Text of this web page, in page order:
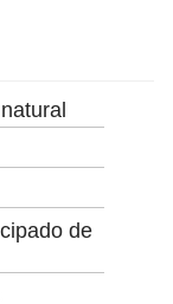
de